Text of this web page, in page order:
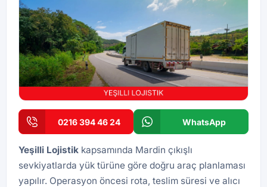
0216 394 46 24 WhatsApp
Yeşilli Lojistik kapsamında Mardin çıkışlı
sevkiyatlarda yük türüne göre doğru araç planlaması
yapılır. Operasyon öncesi rota, teslim süresi ve alıcı